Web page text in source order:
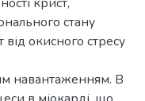
крист,
стану
від окисного стресу
навантаженням. В